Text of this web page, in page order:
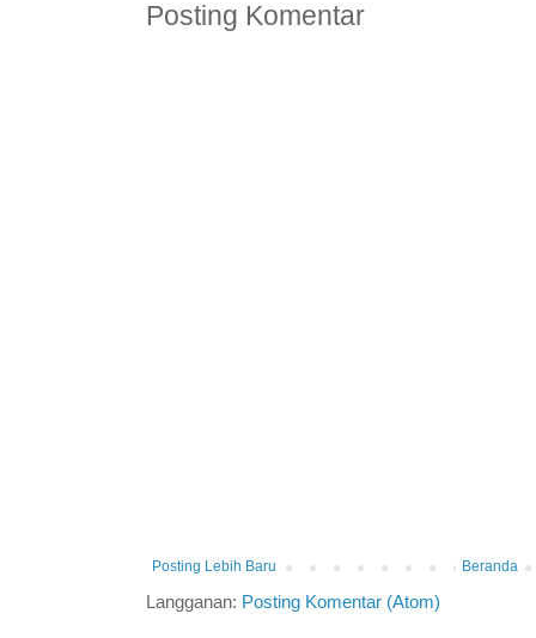
Posting Komentar
Posting Lebih Baru Beranda
Langganan: Posting Komentar (Atom)